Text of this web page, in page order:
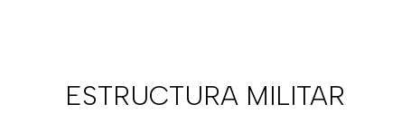
ESTRUCTURA MILITAR